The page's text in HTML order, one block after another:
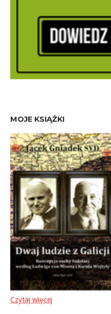
MOJE KSIĄŻKI
Czytaj więcej